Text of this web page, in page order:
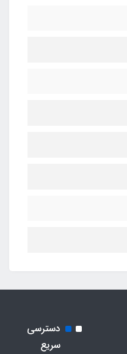
دسترسی
سریع